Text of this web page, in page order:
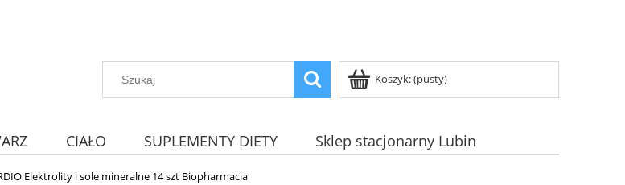
Koszyk:(pusty)
CIAŁO SUPLEMENTY DIETY
Sklep stacjonarny Lubin
Elektrolity i sole mineralne 14 szt Biopharmacia